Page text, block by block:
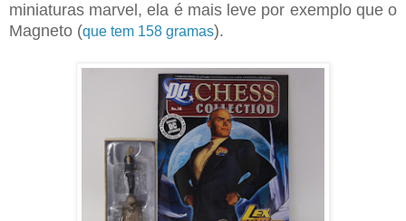
miniaturas marvel, ela é mais leve por exemplo que o
Magneto (que tem 158 gramas).